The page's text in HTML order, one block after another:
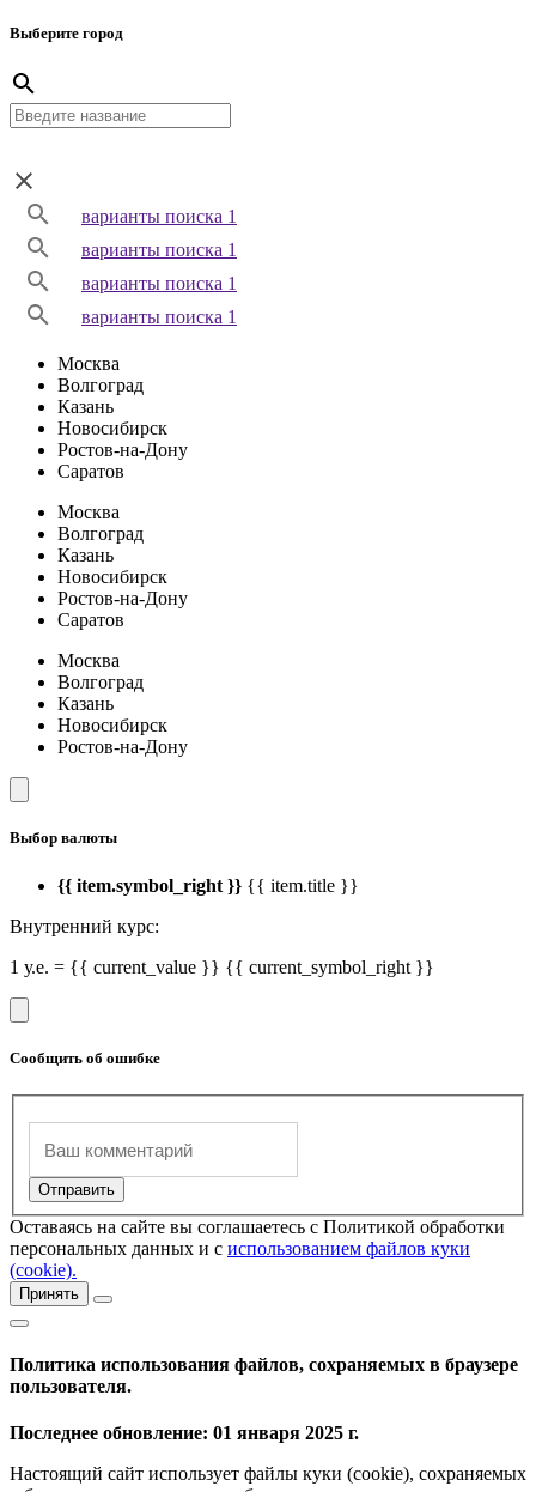
Выберите город
варианты поиска 1
варианты поиска 1
варианты поиска 1
варианты поиска 1
Москва
Волгоград
Казань
Новосибирск
Ростов-на-Дону
Саратов
Москва
Волгоград
Казань
Новосибирск
Ростов-на-Дону
Саратов
Москва
Волгоград
Казань
Новосибирск
Ростов-на-Дону
Выбор валюты
{{ item.symbol_right }} {{ item.title }}
Внутренний курс:
1 у.е. = {{ current_value }} {{ current_symbol_right }}
Сообщить об ошибке
Оставаясь на сайте вы соглашаетесь с Политикой обработки
персональных данных и с использованием файлов куки
(cookie).
Принять
Политика использования файлов, сохраняемых в браузере
пользователя.
Последнее обновление: 01 января 2025 г.
Настоящий сайт использует файлы куки (cookie), сохраняемых